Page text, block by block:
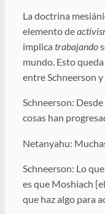
La doctrina
elemento de
implica trabajando
mundo. Esto
entre Schneerson
Schneerson:
cosas han
Netanyahu:
Schneerson: Lo
es que Moshiach
que haz algo para